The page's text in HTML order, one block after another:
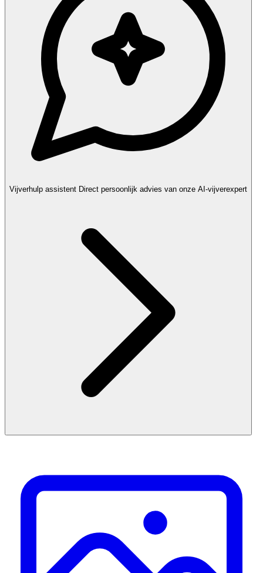
Vijverhulp assistent Direct persoonlijk advies van onze AI-vijverexpert